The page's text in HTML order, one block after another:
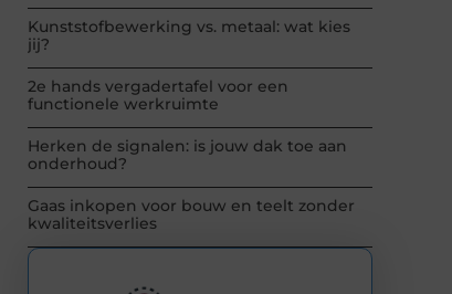
Kunststofbewerking vs. metaal: wat kies
jij?
2e hands vergadertafel voor een
functionele werkruimte
Herken de signalen: is jouw dak toe aan
onderhoud?
Gaas inkopen voor bouw en teelt zonder
kwaliteitsverlies